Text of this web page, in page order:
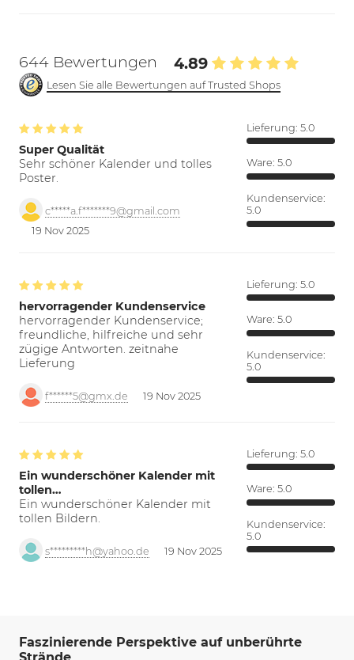
644 Bewertungen 4.89
Lesen Sie alle Bewertungen auf Trusted Shops
Super Qualität
Sehr schöner Kalender und tolles
Poster.
c*****a.f*******9@gmail.com
19 Nov 2025
Lieferung: 5.0
Ware: 5.0
Kundenservice:
5.0
hervorragender Kundenservice
hervorragender Kundenservice;
freundliche, hilfreiche und sehr
zügige Antworten. zeitnahe
Lieferung
f******5@gmx.de 19 Nov 2025
Lieferung: 5.0
Ware: 5.0
Kundenservice:
5.0
Ein wunderschöner Kalender mit
tollen…
Ein wunderschöner Kalender mit
tollen Bildern.
s*********h@yahoo.de 19 Nov 2025
Lieferung: 5.0
Ware: 5.0
Kundenservice:
5.0
Faszinierende Perspektive auf unberührte